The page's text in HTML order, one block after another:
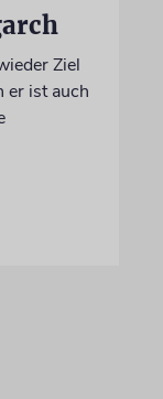
Ziel
er ist auch